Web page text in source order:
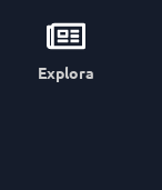
Explora